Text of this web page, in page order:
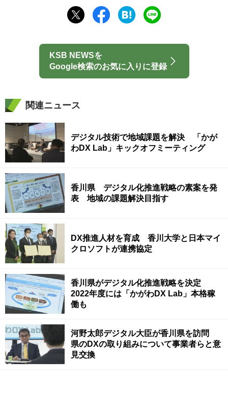
KSB NEWSを
Google検索のお気に入りに登録
関連ニュース
デジタル技術で地域課題を解決 「かが
わDX Lab」キックオフミーティング
香川県 デジタル化推進戦略の素案を発
表 地域の課題解決目指す
DX推進人材を育成 香川大学と日本マイ
クロソフトが連携協定
香川県がデジタル化推進戦略を決定
2022年度には「かがわDX Lab」本格稼
働も
河野太郎デジタル大臣が香川県を訪問
県のDXの取り組みについて事業者らと意
見交換